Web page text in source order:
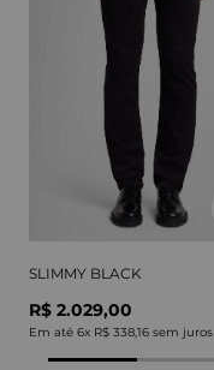
SLIMMY BLACK
R$ 2.029,00
Em até 6x R$ 338,16 sem juros